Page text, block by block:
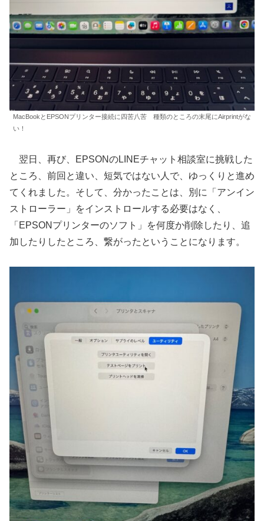
MacBookとEPSONプリンター接続に四苦八苦 種類のところの末尾にAirprintがな
い！
翌日、再び、EPSONのLINEチャット相談室に挑戦した
ところ、前回と違い、短気ではない人で、ゆっくりと進め
てくれました。そして、分かったことは、別に「アンイン
ストローラー」をインストロールする必要はなく、
「EPSONプリンターのソフト」を何度か削除したり、追
加したりしたところ、繋がったということになります。